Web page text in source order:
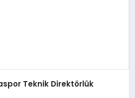
Teknik Direktörlük